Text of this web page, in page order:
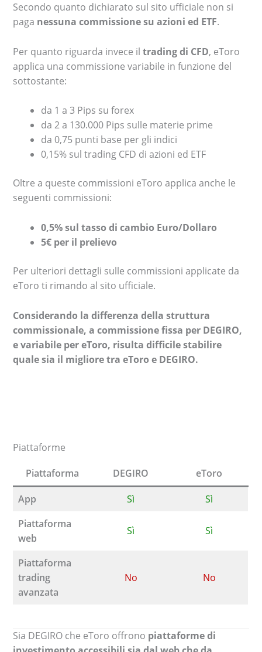
Secondo quanto dichiarato sul sito ufficiale non si
paga nessuna commissione su azioni ed ETF.
Per quanto riguarda invece iltrading di CFD, eToro
applica una commissione variabile in funzione del
sottostante:
da 1 a 3 Pips su forex
da 2 a 130.000 Pips sulle materie prime
da 0,75 punti base per gli indici
0,15% sul trading CFD di azioni ed ETF
Oltre a queste commissioni eToro applica anche le
seguenti commissioni:
0,5% sul tasso di cambio Euro/Dollaro
5€ per il prelievo
Per ulteriori dettagli sulle commissioni applicate da
eToro ti rimando al sito ufficiale.
Considerando la differenza della struttura
commissionale, a commissione fissa per DEGIRO,
e variabile per eToro, risulta difficile stabilire
quale sia il migliore tra eToro e DEGIRO.
Piattaforme
Piattaforma
DEGIRO
eToro
App
Sì
Sì
Piattaforma
web
Sì Sì
Piattaforma
trading
avanzata
No No
Sia DEGIRO che eToro offrono piattaforme di